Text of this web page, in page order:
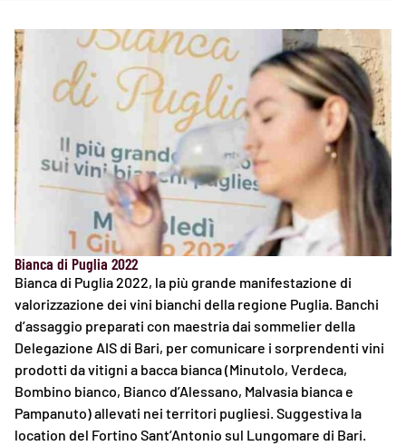
Bianca di Puglia 2022
Bianca di Puglia 2022, la più grande manifestazione di
valorizzazione dei vini bianchi della regione Puglia. Banchi
d’assaggio preparati con maestria dai sommelier della
Delegazione AIS di Bari, per comunicare i sorprendenti vini
prodotti da vitigni a bacca bianca (Minutolo, Verdeca,
Bombino bianco, Bianco d’Alessano, Malvasia bianca e
Pampanuto) allevati nei territori pugliesi. Suggestiva la
location del Fortino Sant’Antonio sul Lungomare di Bari.